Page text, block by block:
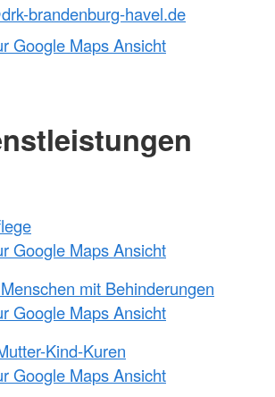
brandenburg-havel.de
Google Maps Ansicht
Google Maps Ansicht
mit Behinderungen
Google Maps Ansicht
Kind-Kuren
Google Maps Ansicht